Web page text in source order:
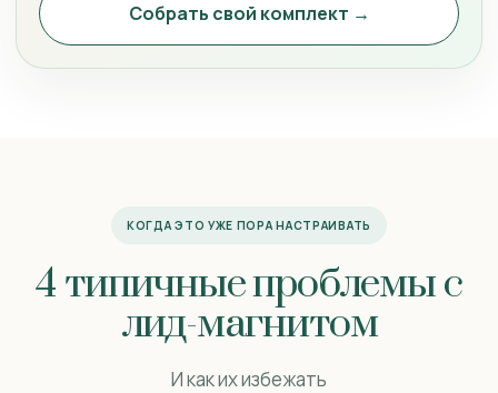
Собрать свой комплект →
КОГДА ЭТО УЖЕ ПОРА НАСТРАИВАТЬ
4 типичные проблемы с
лид-магнитом
И как их избежать